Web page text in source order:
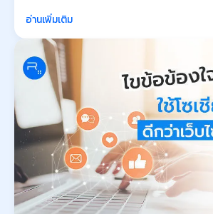
อ่านเพิ่มเติม